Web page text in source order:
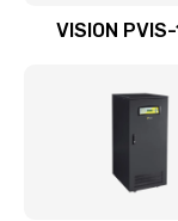
VISION